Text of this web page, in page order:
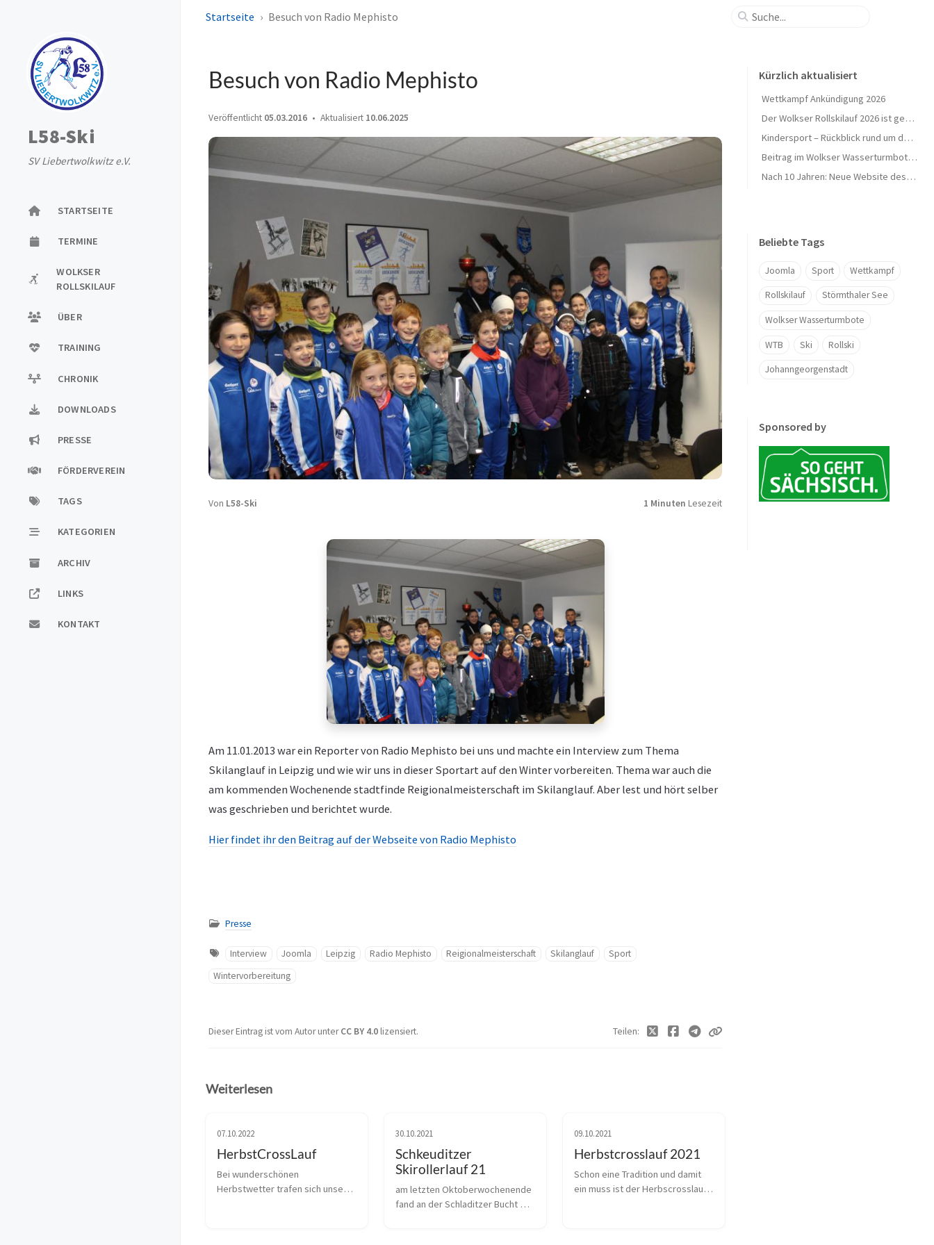
L58-Ski
SV Liebertwolkwitz e.V.
STARTSEITE
TERMINE
WOLKSER
ROLLSKILAUF
ÜBER
TRAINING
CHRONIK
DOWNLOADS
PRESSE
FÖRDERVEREIN
TAGS
KATEGORIEN
ARCHIV
LINKS
KONTAKT
Startseite Besuch von Radio Mephisto
Besuch von Radio Mephisto
Veröffentlicht 05.03.2016 Aktualisiert 10.06.2025
Von L58-Ski 1 Minuten Lesezeit
Am 11.01.2013 war ein Reporter von Radio Mephisto bei uns und machte ein Interview zum Thema
Skilanglauf in Leipzig und wie wir uns in dieser Sportart auf den Winter vorbereiten. Thema war auch die
am kommenden Wochenende stadtfinde Reigionalmeisterschaft im Skilanglauf. Aber lest und hört selber
was geschrieben und berichtet wurde.
Hier findet ihr den Beitrag auf der Webseite von Radio Mephisto
Presse
Interview Joomla Leipzig Radio Mephisto Reigionalmeisterschaft Skilanglauf
Sport
Wintervorbereitung
Dieser Eintrag ist vom Autor unterCC BY 4.0lizensiert. Teilen
Kürzlich aktualisiert
Wettkampf Ankündigung 2026
Der Wolkser Rollskilauf 2026 ist geschafft – Ein herzliches Dankeschön!
Kindersport – Rückblick rund um den Herbst 🍁
Beitrag im Wolkser Wasserturmbote (Ausgabe 2025/09)
Nach 10 Jahren: Neue Website des L58-Ski geht online 🎉
Beliebte Tags
Joomla Sport Wettkampf
Rollskilauf Störmthaler See
Wolkser Wasserturmbote
WTB Ski Rollski
Johanngeorgenstadt
Sponsored by
Weiterlesen
07.10.2022
HerbstCrossLauf
Bei wunderschönen
Herbstwetter trafen sich unsere
30.10.2021
Schkeuditzer
Skirollerlauf 21
am letzten Oktoberwochenende
fand an der Schladitzer Bucht
09.10.2021
Herbstcrosslauf 2021
Schon eine Tradition und damit
ein muss ist der Herbscrosslauf